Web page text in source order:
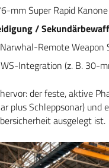
mm Super Rapid Kanone
/
Remote Weapon
Integration (z. B. 30-
der feste, aktive
plus Schleppsonar)
ausgelegt ist.